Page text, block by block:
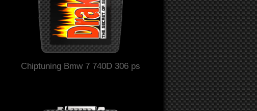
Chiptuning Bmw 7 740D 306 ps